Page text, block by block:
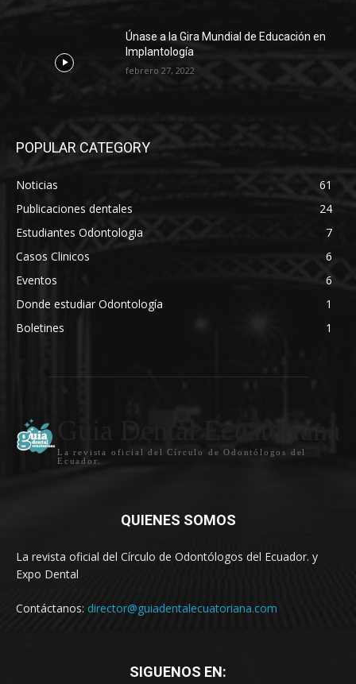
Únase a la Gira Mundial de Educación en
Implantología
febrero 27, 2022
POPULAR CATEGORY
Noticias
61
Publicaciones dentales
24
Estudiantes Odontologia
7
Casos Clinicos
6
Eventos
6
Donde estudiar Odontología
1
Boletines
1
Guia Dental Ecuatoriana
La revista oficial del Círculo de Odontólogos del
Ecuador.
QUIENES SOMOS
La revista oficial del Círculo de Odontólogos del Ecuador. y
Expo Dental
Contáctanos: director@guiadentalecuatoriana.com
SIGUENOS EN: